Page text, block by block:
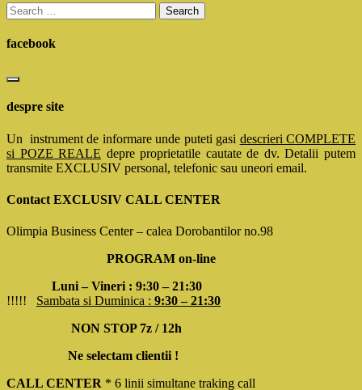
Search
for:
facebook
despre site
Un instrument de informare unde puteti gasi descrieri COMPLETE
si POZE REALE depre proprietatile cautate de dv. Detalii putem
transmite EXCLUSIV personal, telefonic sau uneori email.
Contact EXCLUSIV CALL CENTER
Olimpia Business Center – calea Dorobantilor no.98
PROGRAM on-line
Luni – Vineri : 9:30 – 21:30
!!!!! Sambata si Duminica : 9:30 – 21:30
NON STOP 7z / 12h
Ne selectam clientii !
CALL CENTER * 6 linii simultane traking call